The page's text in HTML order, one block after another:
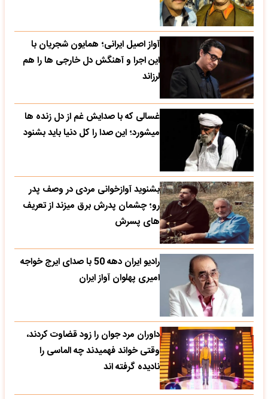
آواز اصیل ایرانی؛ همایون شجریان با
این اجرا و آهنگش دل خارجی ها را هم
لرزاند
غسالی که با صدایش غم از دل زنده ها
میشورد؛ این صدا را کل دنیا باید بشنود
بشنوید آوازخوانی مردی در وصف پدر
رو؛ چشمان پدرش برق میزند از تعریف
های پسرش
رادیو ایران دهه 50 با صدای ایرج خواجه
امیری پهلوان آواز ایران
داوران مرد جوان را زود قضاوت کردند،
وقتی خواند فهمیدند چه الماسی را
نادیده گرفته اند